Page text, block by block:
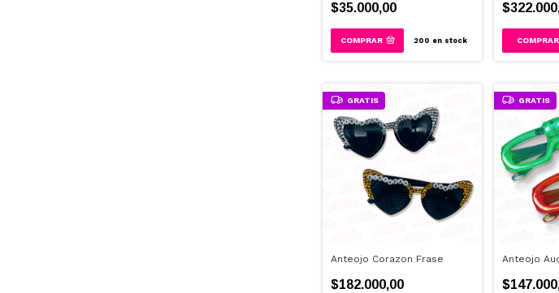
$35.000,00
COMPRAR 200 en stock
GRATIS
Anteojo Corazon Frase
$182.000,00
GRATIS
Anteojo